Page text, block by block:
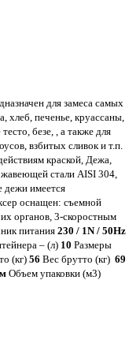
для замеса самых
хлеб, печенье, круассаны,
безе, , а также для
взбитых сливок и т.п.
краской, Дежа,
стали AISI 304,
дежи имеется
оснащен: съемной
органов, 3-скоростным
питания 230 / 1N / 50Hz
– (л) 10 Размеры
(кг) 56 Вес брутто (кг) 69
Объем упаковки (м3)